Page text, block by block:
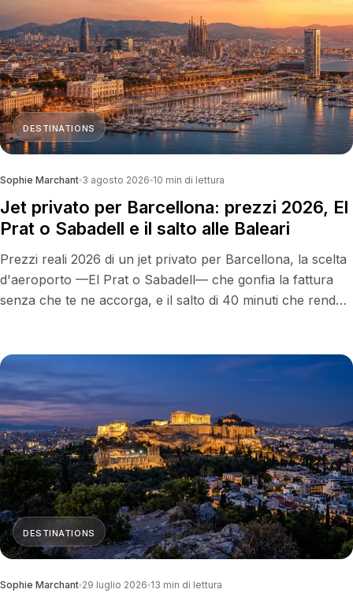
DESTINATIONS
Sophie Marchant 3 agosto 2026 10 min di lettura
Jet privato per Barcellona: prezzi 2026, El
Prat o Sabadell e il salto alle Baleari
Prezzi reali 2026 di un jet privato per Barcellona, la scelta
d'aeroporto —El Prat o Sabadell— che gonfia la fattura
senza che te ne accorga, e il salto di 40 minuti che rende
DESTINATIONS
Sophie Marchant 29 luglio 2026 13 min di lettura